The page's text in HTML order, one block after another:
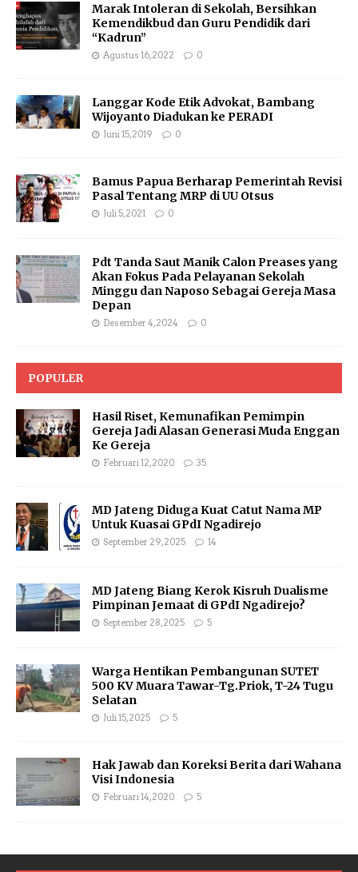
Marak Intoleran di Sekolah, Bersihkan
Kemendikbud dan Guru Pendidik dari
“Kadrun”
Agustus 16, 2022 0
Langgar Kode Etik Advokat, Bambang
Wijoyanto Diadukan ke PERADI
Juni 15, 2019 0
Bamus Papua Berharap Pemerintah Revisi
Pasal Tentang MRP di UU Otsus
Juli 5, 2021 0
Pdt Tanda Saut Manik Calon Preases yang
Akan Fokus Pada Pelayanan Sekolah
Minggu dan Naposo Sebagai Gereja Masa
Depan
Desember 4, 2024 0
POPULER
Hasil Riset, Kemunafikan Pemimpin
Gereja Jadi Alasan Generasi Muda Enggan
Ke Gereja
Februari 12, 2020 35
MD Jateng Diduga Kuat Catut Nama MP
Untuk Kuasai GPdI Ngadirejo
September 29, 2025 14
MD Jateng Biang Kerok Kisruh Dualisme
Pimpinan Jemaat di GPdI Ngadirejo?
September 28, 2025 5
Warga Hentikan Pembangunan SUTET
500 KV Muara Tawar-Tg.Priok, T-24 Tugu
Selatan
Juli 15, 2025 5
Hak Jawab dan Koreksi Berita dari Wahana
Visi Indonesia
Februari 14, 2020 5